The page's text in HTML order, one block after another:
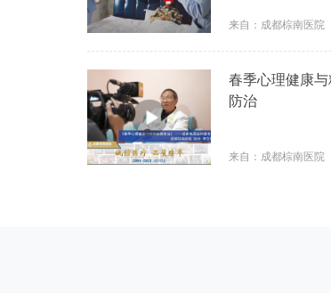
来自：成都棕南医院
春季心理健康
防治
来自：成都棕南医院